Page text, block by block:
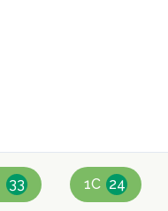
33 1C 24